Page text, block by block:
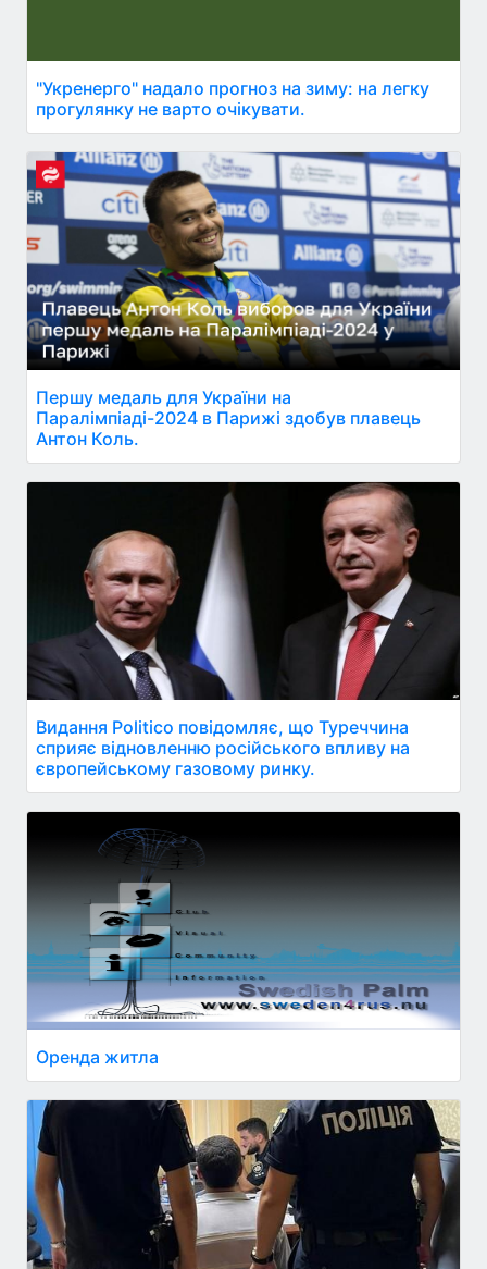
"Укренерго" надало прогноз на зиму: на легку
прогулянку не варто очікувати.
Першу медаль для України на
Паралімпіаді-2024 в Парижі здобув плавець
Антон Коль.
Видання Politico повідомляє, що Туреччина
сприяє відновленню російського впливу на
європейському газовому ринку.
Оренда житла